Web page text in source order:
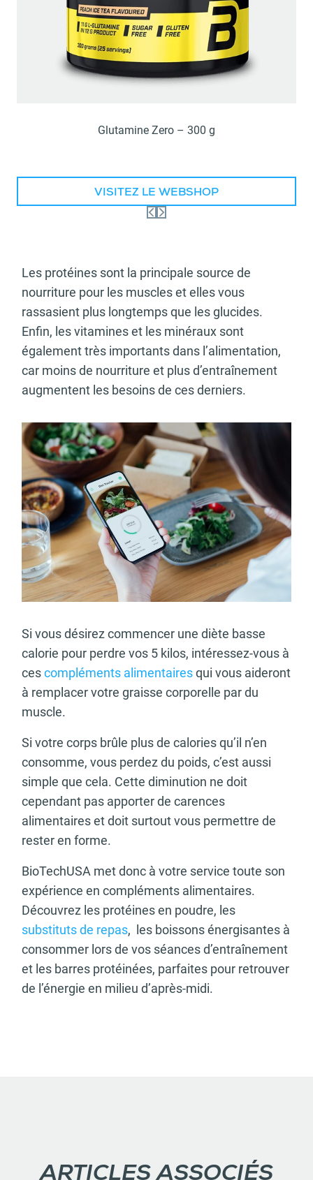
Glutamine Zero – 300 g
VISITEZ LE WEBSHOP
Les protéines sont la principale source de
nourriture pour les muscles et elles vous
rassasient plus longtemps que les glucides.
Enfin, les vitamines et les minéraux sont
également très importants dans l’alimentation,
car moins de nourriture et plus d’entraînement
augmentent les besoins de ces derniers.
Si vous désirez commencer une diète basse
calorie pour perdre vos 5 kilos, intéressez-vous à
cescompléments alimentairesqui vous aideront
à remplacer votre graisse corporelle par du
muscle.
Si votre corps brûle plus de calories qu’il n’en
consomme, vous perdez du poids, c’est aussi
simple que cela. Cette diminution ne doit
cependant pas apporter de carences
alimentaires et doit surtout vous permettre de
rester en forme.
BioTechUSA met donc à votre service toute son
expérience en compléments alimentaires.
Découvrez les protéines en poudre, les
substituts de repas, les boissons énergisantes à
consommer lors de vos séances d’entraînement
et les barres protéinées, parfaites pour retrouver
de l’énergie en milieu d’après-midi.
ARTICLES ASSOCIÉS